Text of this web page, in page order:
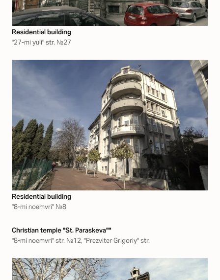
Residential building
"27-mi yuli" str. №27
Residential building
"8-mi noemvri" №8
Christian temple "St. Paraskeva""
"8-mi noemvri" str. №12, "Prezviter Grigoriy" str.